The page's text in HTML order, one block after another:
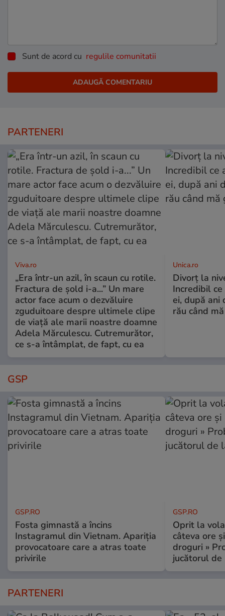
Sunt de acord cu regulile comunitatii
PARTENERI
Viva.ro
„Era într-un azil, în scaun cu rotile.
Fractura de șold i-a...” Un mare
actor face acum o dezvăluire
zguduitoare despre ultimele clipe
de viață ale marii noastre doamne
Adela Mărculescu. Cutremurător,
ce s-a întâmplat, de fapt, cu ea
Unica.ro
Divorț la
Incredibil
ei, după ani
rău când
GSP
GSP.RO
Fosta gimnastă a încins
Instagramul din Vietnam. Apariția
provocatoare care a atras toate
privirile
GSP.RO
Oprit la
câteva ore
droguri »
jucătorul
PARTENERI